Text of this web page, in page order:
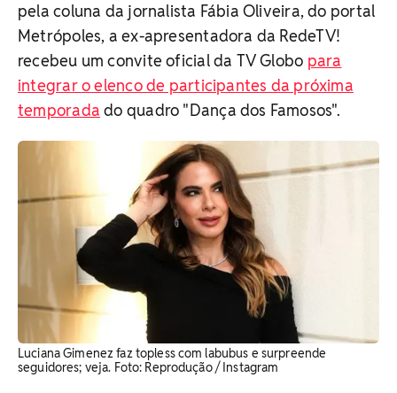
pela coluna da jornalista Fábia Oliveira, do portal
Metrópoles, a ex-apresentadora da RedeTV!
recebeu um convite oficial da TV Globo para
integrar o elenco de participantes da próxima
temporada do quadro "Dança dos Famosos".
Luciana Gimenez faz topless com labubus e surpreende
seguidores; veja. ​Foto: Reprodução / Instagram